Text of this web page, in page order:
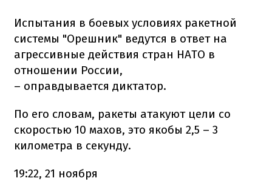
Испытания в боевых условиях ракетной
системы "Орешник" ведутся в ответ на
агрессивные действия стран НАТО в
отношении России,
– оправдывается диктатор.
По его словам, ракеты атакуют цели со
скоростью 10 махов, это якобы 2,5 – 3
километра в секунду.
19:22, 21 ноября